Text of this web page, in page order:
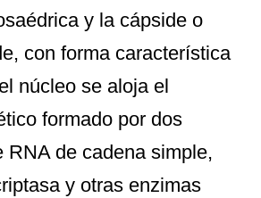
y la cápside o
con forma característica
núcleo se aloja el
formado por dos
RNA de cadena simple,
y otras enzimas